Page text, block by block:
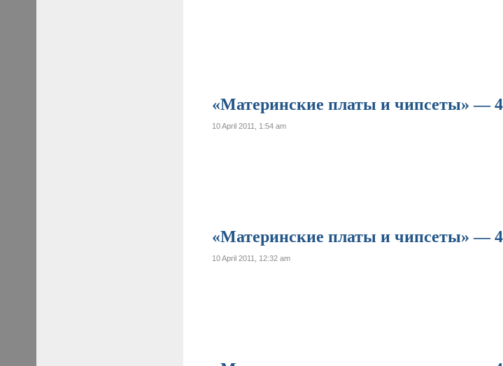
«Материнские платы и чипсеты» —
10 April 2011, 1:54 am
«Материнские платы и чипсеты» —
10 April 2011, 12:32 am